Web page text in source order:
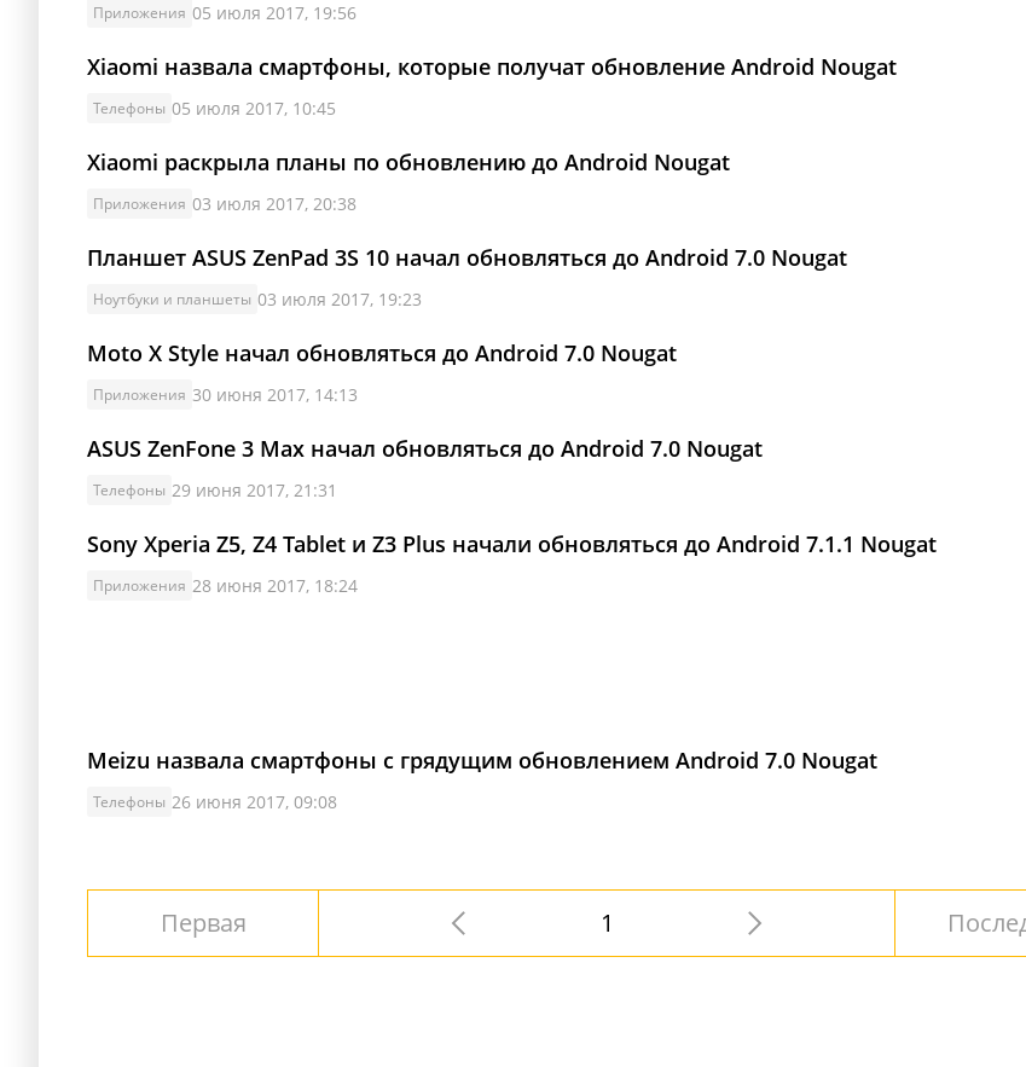
Приложения 05 июля 2017, 19:56
Xiaomi назвала смартфоны, которые получат обновление Android Nougat
Телефоны 05 июля 2017, 10:45
Xiaomi раскрыла планы по обновлению до Android Nougat
Приложения 03 июля 2017, 20:38
Планшет ASUS ZenPad 3S 10 начал обновляться до Android 7.0 Nougat
Ноутбуки и планшеты 03 июля 2017, 19:23
Moto X Style начал обновляться до Android 7.0 Nougat
Приложения 30 июня 2017, 14:13
ASUS ZenFone 3 Max начал обновляться до Android 7.0 Nougat
Телефоны 29 июня 2017, 21:31
Sony Xperia Z5, Z4 Tablet и Z3 Plus начали обновляться до Android 7.1.1 Nougat
Приложения 28 июня 2017, 18:24
Meizu назвала смартфоны с грядущим обновлением Android 7.0 Nougat
Телефоны 26 июня 2017, 09:08
Первая 1